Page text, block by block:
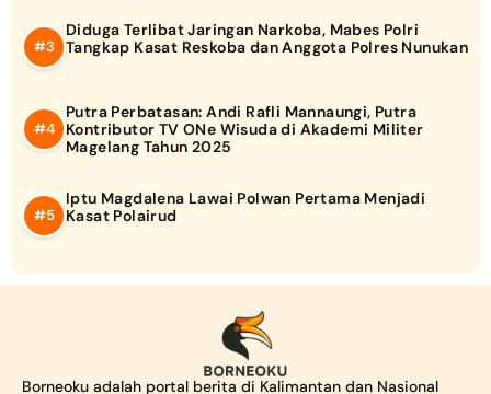
Diduga Terlibat Jaringan Narkoba, Mabes Polri
Tangkap Kasat Reskoba dan Anggota Polres Nunukan
Putra Perbatasan: Andi Rafli Mannaungi, Putra
Kontributor TV ONe Wisuda di Akademi Militer
Magelang Tahun 2025
Iptu Magdalena Lawai Polwan Pertama Menjadi
Kasat Polairud
Borneoku adalah portal berita di Kalimantan dan Nasional